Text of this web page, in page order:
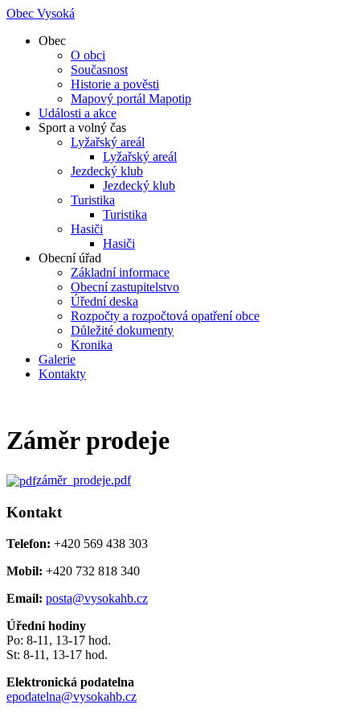
Obec Vysoká
Obec
O obci
Současnost
Historie a pověsti
Mapový portál Mapotip
Události a akce
Sport a volný čas
Lyžařský areál
Lyžařský areál
Jezdecký klub
Jezdecký klub
Turistika
Turistika
Hasiči
Hasiči
Obecní úřad
Základní informace
Obecní zastupitelstvo
Úřední deska
Rozpočty a rozpočtová opatření obce
Důležité dokumenty
Kronika
Galerie
Kontakty
Záměr prodeje
záměr_prodeje.pdf
Kontakt
Telefon: +420 569 438 303
Mobil: +420 732 818 340
Email: posta@vysokahb.cz
Úřední hodiny
Po: 8-11, 13-17 hod.
St: 8-11, 13-17 hod.
Elektronická podatelna
epodatelna@vysokahb.cz